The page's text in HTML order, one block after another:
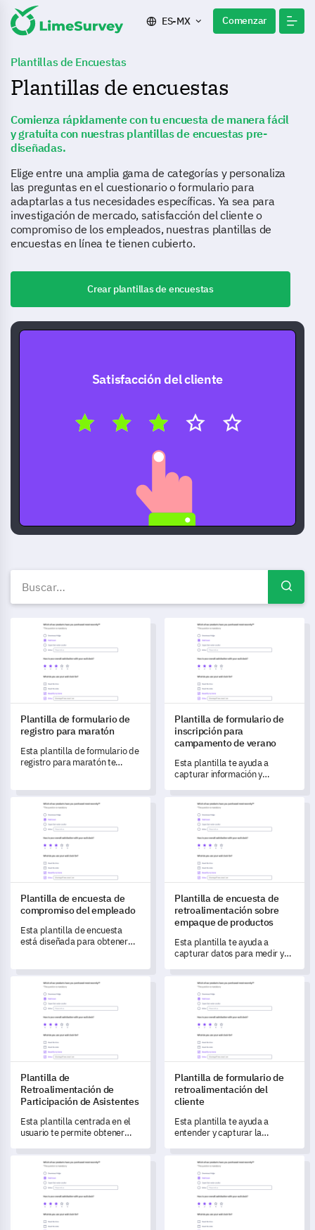
ES-MX Comenzar
Plantillas de Encuestas
Plantillas de encuestas
Comienza rápidamente con tu encuesta de manera fácil
y gratuita con nuestras plantillas de encuestas pre-
diseñadas.
Elige entre una amplia gama de categorías y personaliza
las preguntas en el cuestionario o formulario para
adaptarlas a tus necesidades específicas. Ya sea para
investigación de mercado, satisfacción del cliente o
compromiso de los empleados, nuestras plantillas de
encuestas en línea te tienen cubierto.
Crear plantillas de encuestas
Satisfacción del cliente
Plantillas de encuestas
Plantilla de formulario de registro para maratón
Plantilla de formulario de
registro para maratón
Esta plantilla de formulario de
registro para maratón te
las necesidades de los
participantes, mejorando la
experiencia en el día de la
carrera.
Plantilla de formulario de
Plantilla de formulario de
inscripción para
campamento de verano
Esta plantilla te ayuda a
capturar información y
campistas para crear una
experiencia personalizada en
el campamento de verano.
Plantilla de encuesta de compromiso del empleado
Plantilla de encuesta de
compromiso del empleado
Esta plantilla de encuesta
está diseñada para obtener
de manera efectiva.
Plantilla de encuesta de
Plantilla de encuesta de
retroalimentación sobre
empaque de productos
Esta plantilla te ayuda a
capturar datos para medir y
los clientes sobre el empaque
de los productos.
Plantilla de Retroalimentación de Participación de Asistentes
Plantilla de
Retroalimentación de
Participación de Asistentes
Esta plantilla centrada en el
usuario te permite obtener
experiencias de los asistentes
en tus eventos.
Plantilla de formulario de
Plantilla de formulario de
retroalimentación del
cliente
Esta plantilla te ayuda a
entender y capturar la
de manera efectiva.
Plantilla de cuestionario para encuesta de salud
Plantilla de Cuestionario de